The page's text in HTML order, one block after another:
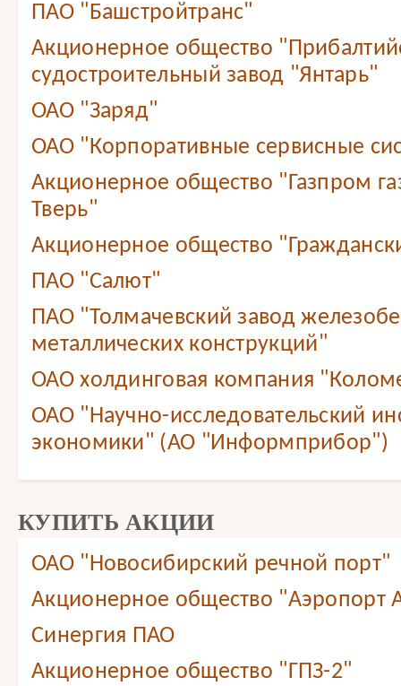
ПАО "Башстройтранс"
Акционерное общество
судостроительный завод "Янтарь"
ОАО "Заряд"
ОАО "Корпоративные сервисные
Акционерное общество "Газпром
Тверь"
Акционерное общество
ПАО "Салют"
ПАО "Толмачевский завод
металлических конструкций"
ОАО холдинговая компания
ОАО "Научно-исследовательский
экономики" (АО "Информприбор")
КУПИТЬ АКЦИИ
ОАО "Новосибирский речной порт"
Акционерное общество "Аэропорт
Синергия ПАО
Акционерное общество "ГПЗ-2"